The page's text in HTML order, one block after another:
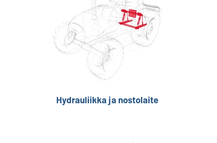
Hydrauliikka ja nostolaite